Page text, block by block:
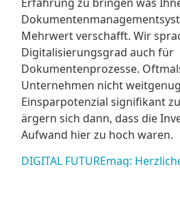
Mehrwert verschafft. Wir
Digitalisierungsgrad auch für
Dokumentenprozesse.
Unternehmen nicht
Einsparpotenzial signifikant
ärgern sich dann, dass die
Aufwand hier zu hoch waren.
DIGITAL FUTUREmag: